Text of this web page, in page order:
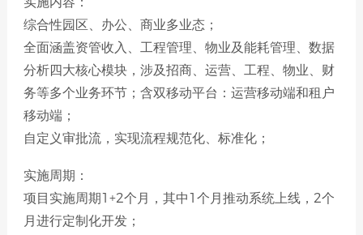
综合性园区、办公、商业多业态；
全面涵盖资管收入、工程管理、物业及能耗管理、数据
分析四大核心模块，涉及招商、运营、工程、物业、财
务等多个业务环节；含双移动平台：运营移动端和租户
移动端；
自定义审批流，实现流程规范化、标准化；
实施周期：
项目实施周期1+2个月，其中1个月推动系统上线，2个
月进行定制化开发；